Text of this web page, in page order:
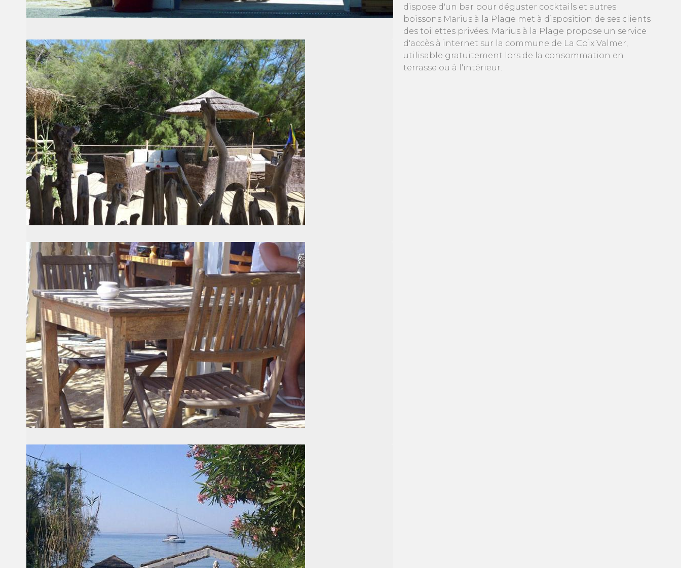
dispose d'un bar pour déguster cocktails et autres
boissons Marius à la Plage met à disposition de ses clients
des toilettes privées. Marius à la Plage propose un service
d'accès à internet sur la commune de La Coix Valmer,
utilisable gratuitement lors de la consommation en
terrasse ou à l'intérieur.